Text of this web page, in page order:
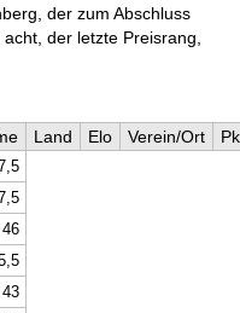
der zum Abschluss
der letzte Preisrang,
Land Elo Verein/Ort
46
43